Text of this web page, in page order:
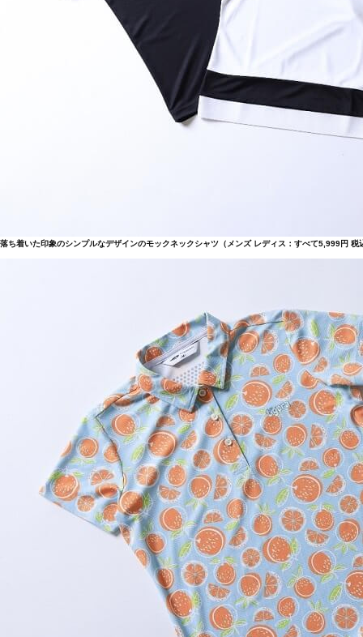
落ち着いた印象のシンプルなデザインのモックネックシャツ（メンズ レディス：すべて5,999円 税